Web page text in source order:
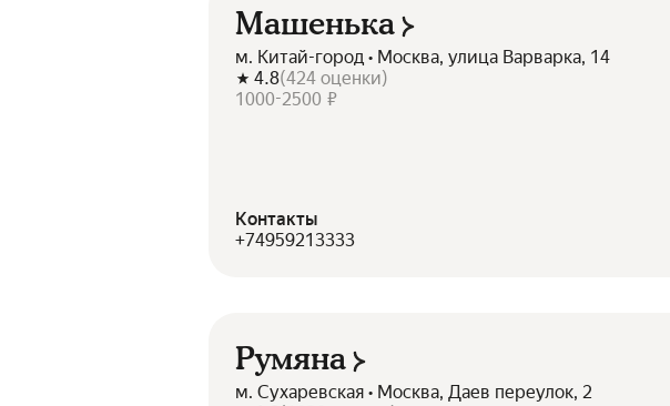
Машенька
м. Китай-город • Москва, улица Варварка, 14
4.8(424 оценки)
1000-2500 ₽
Контакты
+74959213333
Румяна
м. Сухаревская • Москва, Даев переулок, 2